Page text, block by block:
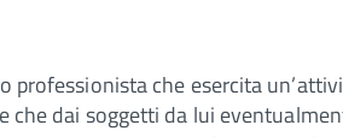
professionista che esercita
che dai soggetti da lui